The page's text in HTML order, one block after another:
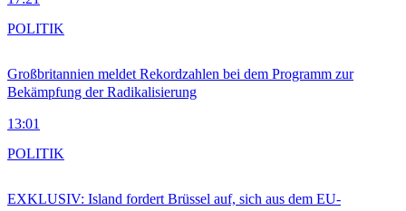
Großbritannien meldet Rekordzahlen bei dem Programm zur
Bekämpfung der Radikalisierung
13:01
POLITIK
EXKLUSIV: Island fordert Brüssel auf, sich aus dem EU-
POLITIK